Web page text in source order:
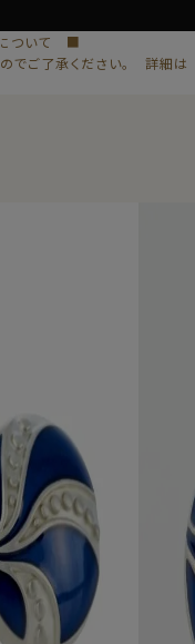
ついて ■
でご了承ください。 詳細は